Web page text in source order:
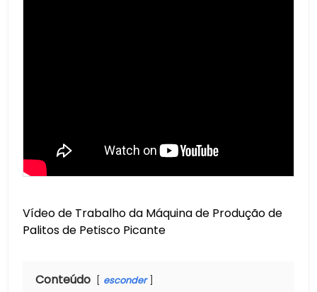
Vídeo de Trabalho da Máquina de Produção de
Palitos de Petisco Picante
Conteúdo esconder